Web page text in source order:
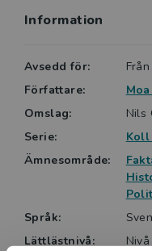
flertal lättlästa
Bengt Fredrikson).
Information
Avsedd för:
Författare:
Omslag:
Nils
Serie:
Koll
Ämnesområde:
Språk:
Lättlästnivå: